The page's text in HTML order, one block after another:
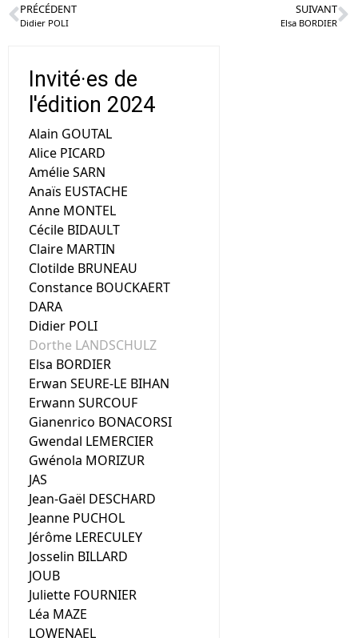
PRÉCÉDENT
Didier POLI
SUIVANT
Elsa BORDIER
Invité·es de
l'édition 2024
Alain GOUTAL
Alice PICARD
Amélie SARN
Anaïs EUSTACHE
Anne MONTEL
Cécile BIDAULT
Claire MARTIN
Clotilde BRUNEAU
Constance BOUCKAERT
DARA
Didier POLI
Dorthe LANDSCHULZ
Elsa BORDIER
Erwan SEURE-LE BIHAN
Erwann SURCOUF
Gianenrico BONACORSI
Gwendal LEMERCIER
Gwénola MORIZUR
JAS
Jean-Gaël DESCHARD
Jeanne PUCHOL
Jérôme LERECULEY
Josselin BILLARD
JOUB
Juliette FOURNIER
Léa MAZE
LOWENAEL